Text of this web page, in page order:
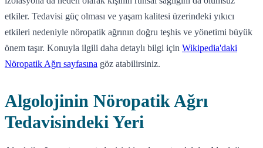
etkiler. Tedavisi güç olması ve yaşam kalitesi üzerindeki yıkıcı
etkileri nedeniyle nöropatik ağrının doğru teşhis ve yönetimi büyük
önem taşır. Konuyla ilgili daha detaylı bilgi için Wikipedia'daki
Nöropatik Ağrı sayfasına göz atabilirsiniz.
Algolojinin Nöropatik Ağrı
Tedavisindeki Yeri